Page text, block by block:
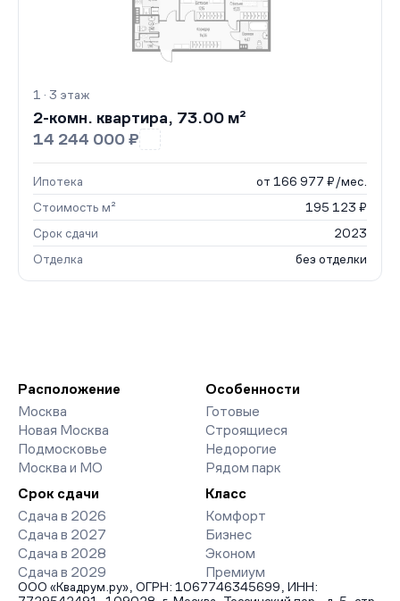
1 · 3 этаж
2-комн. квартира, 73.00 м²
14 244 000 ₽
Ипотека
от 166 977 ₽/мес.
Стоимость м²
195 123 ₽
Срок сдачи
2023
Отделка
без отделки
Расположение
Москва
Новая Москва
Подмосковье
Москва и МО
Особенности
Готовые
Строящиеся
Недорогие
Рядом парк
Срок сдачи
Сдача в 2026
Сдача в 2027
Сдача в 2028
Сдача в 2029
Класс
Комфорт
Бизнес
Эконом
Премиум
ООО «Квадрум.ру», ОГРН: 1067746345699, ИНН: